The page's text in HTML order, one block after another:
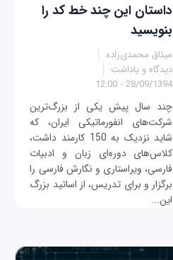
داستان این چند خط کد را
بنویسید
میثاق محمدی‌زاده
دیدگاه و یاداشت
28/09/1394 - 12:00
چند سال پیش یکی از بزرگ‌ترین
شرکت‌های انفورماتیکی ایران، که
شاید نزدیک به 150 کارمند داشت،
کلاس‌های دوره‌ای زبان و ادبیات
فارسی، ویراستاری و نگارش فارسی را
برگزار و برای تدریس، از اساتید بزرگ
این...